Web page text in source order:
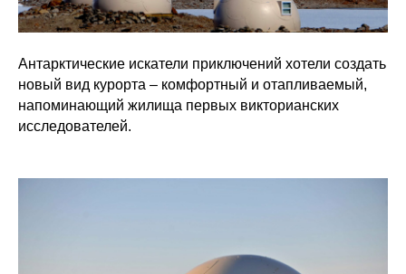
Антарктические искатели приключений хотели создать
новый вид курорта – комфортный и отапливаемый,
напоминающий жилища первых викторианских
исследователей.